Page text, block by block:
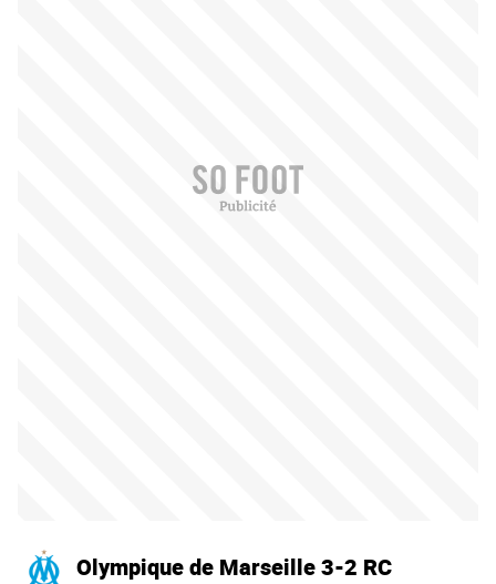
Olympique de Marseille 3-2 RC